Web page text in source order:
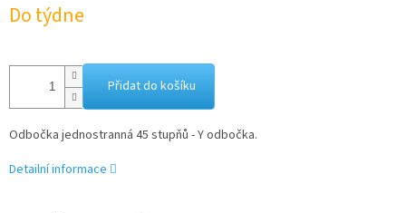
cena:
Do týdne
Přidat do košíku
Odbočka jednostranná 45 stupňů - Y odbočka.
Detailní informace